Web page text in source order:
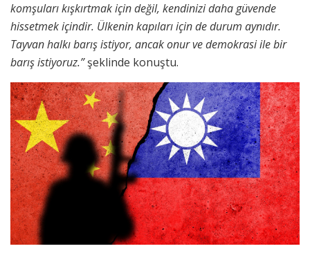
komşuları kışkırtmak için değil, kendinizi daha güvende
hissetmek içindir. Ülkenin kapıları için de durum aynıdır.
Tayvan halkı barış istiyor, ancak onur ve demokrasi ile bir
barış istiyoruz.”şeklinde konuştu.